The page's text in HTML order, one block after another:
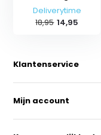
Deliverytime
18,95 14,95
Klantenservice
Mijn account